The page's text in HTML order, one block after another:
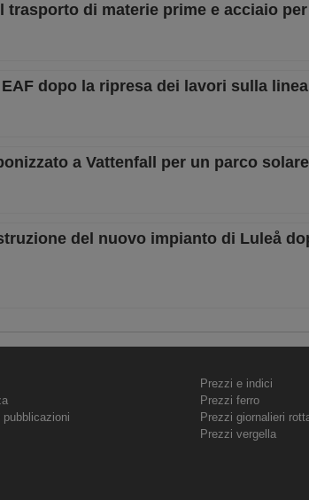
trasporto di materie prime e acciaio
dopo la ripresa dei lavori sulla
a Vattenfall per un parco
del nuovo impianto di Luleå
pubblicazioni
Prezzi e indici
Prezzi ferro
Prezzi giornalieri
Prezzi vergella